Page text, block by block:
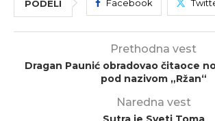
PODELI Facebook
Prethodna vest
Dragan Paunić obradovao čitaoce
pod nazivom „Ržan“
Naredna vest